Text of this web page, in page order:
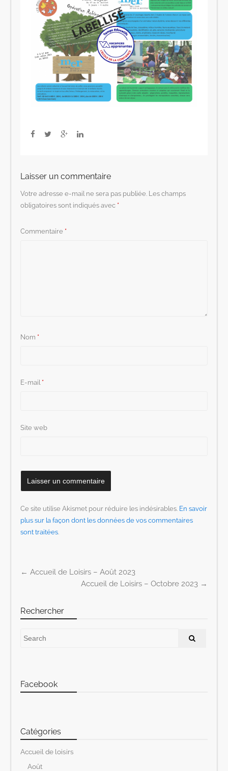
Laisser un commentaire
Votre adresse e-mail ne sera pas publiée. Les champs
obligatoires sont indiqués avec *
Commentaire *
Nom *
E-mail *
Site web
Ce site utilise Akismet pour réduire les indésirables. En savoir
plus sur la façon dont les données de vos commentaires
sont traitées.
Post navigation
← Accueil de Loisirs – Août 2023
Accueil de Loisirs – Octobre 2023 →
Rechercher
Facebook
Catégories
Accueil de loisirs
Août